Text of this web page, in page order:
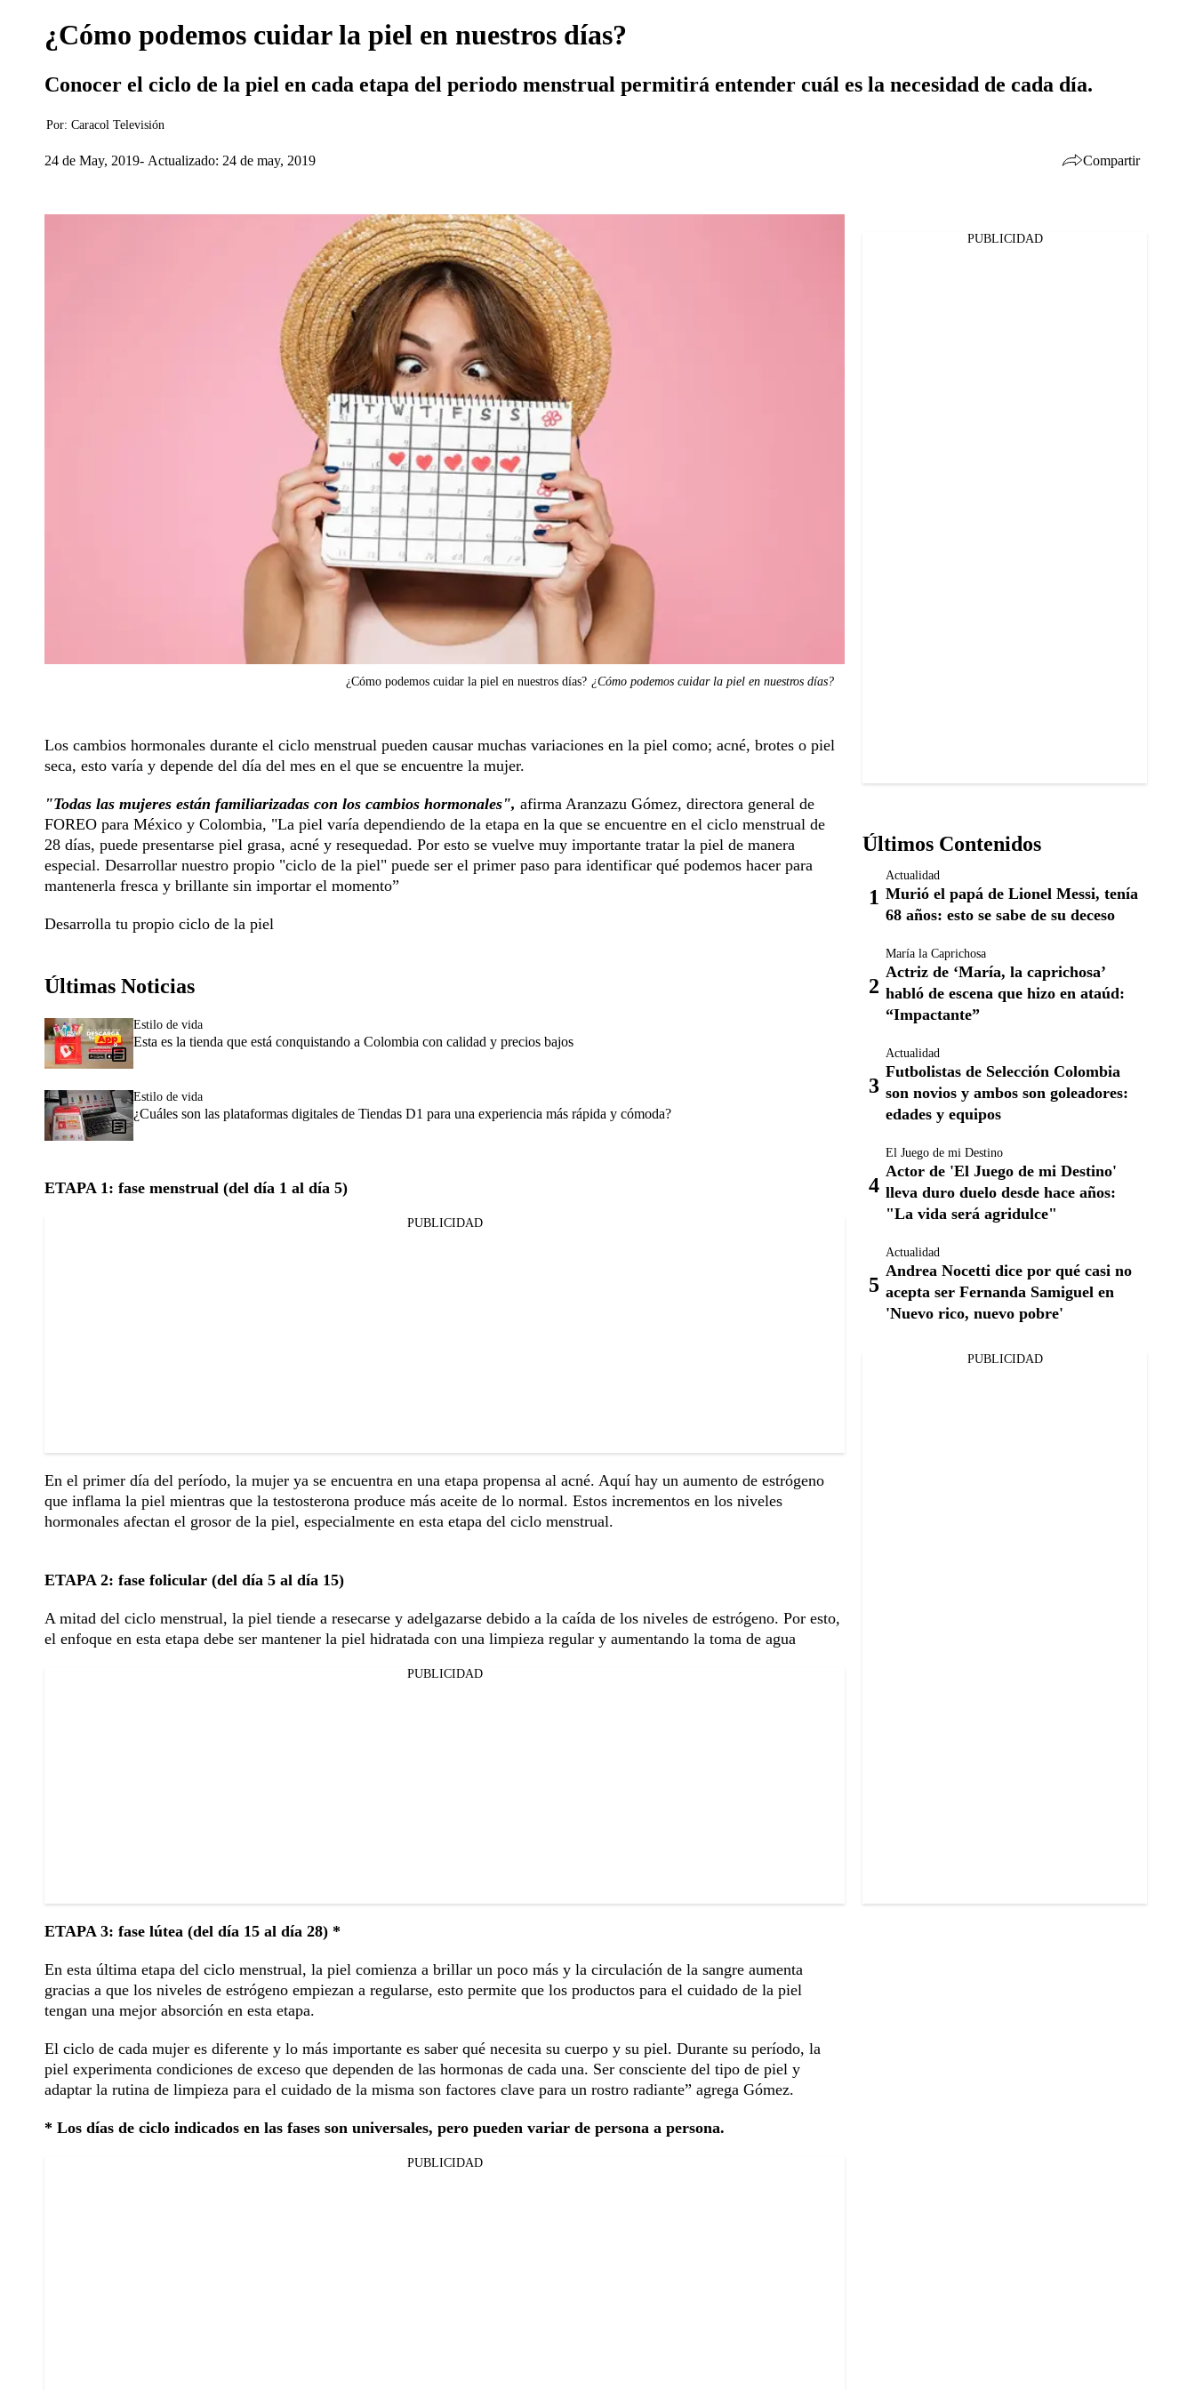
¿Cómo podemos cuidar la piel en nuestros días?
Conocer el ciclo de la piel en cada etapa del periodo menstrual permitirá entender cuál es la necesidad de cada día.
Por: Caracol Televisión
24 de May, 2019 Actualizado: 24 de may, 2019 Compartir
¿Cómo podemos cuidar la piel en nuestros días? ¿Cómo podemos cuidar la piel en nuestros días?
Los cambios hormonales durante el ciclo menstrual pueden causar muchas variaciones en la piel como; acné, brotes o piel
seca, esto varía y depende del día del mes en el que se encuentre la mujer.
"Todas las mujeres están familiarizadas con los cambios hormonales", afirma Aranzazu Gómez, directora general de
FOREO para México y Colombia, "La piel varía dependiendo de la etapa en la que se encuentre en el ciclo menstrual de
28 días, puede presentarse piel grasa, acné y resequedad. Por esto se vuelve muy importante tratar la piel de manera
especial. Desarrollar nuestro propio "ciclo de la piel" puede ser el primer paso para identificar qué podemos hacer para
mantenerla fresca y brillante sin importar el momento”
Desarrolla tu propio ciclo de la piel
Últimas Noticias
Estilo de vida
Esta es la tienda que está conquistando a Colombia con calidad y precios bajos
Estilo de vida
¿Cuáles son las plataformas digitales de Tiendas D1 para una experiencia más rápida y cómoda?
ETAPA 1: fase menstrual (del día 1 al día 5)
PUBLICIDAD
En el primer día del período, la mujer ya se encuentra en una etapa propensa al acné. Aquí hay un aumento de estrógeno
que inflama la piel mientras que la testosterona produce más aceite de lo normal. Estos incrementos en los niveles
hormonales afectan el grosor de la piel, especialmente en esta etapa del ciclo menstrual.
ETAPA 2: fase folicular (del día 5 al día 15)
A mitad del ciclo menstrual, la piel tiende a resecarse y adelgazarse debido a la caída de los niveles de estrógeno. Por esto,
el enfoque en esta etapa debe ser mantener la piel hidratada con una limpieza regular y aumentando la toma de agua
PUBLICIDAD
ETAPA 3: fase lútea (del día 15 al día 28) *
En esta última etapa del ciclo menstrual, la piel comienza a brillar un poco más y la circulación de la sangre aumenta
gracias a que los niveles de estrógeno empiezan a regularse, esto permite que los productos para el cuidado de la piel
tengan una mejor absorción en esta etapa.
El ciclo de cada mujer es diferente y lo más importante es saber qué necesita su cuerpo y su piel. Durante su período, la
piel experimenta condiciones de exceso que dependen de las hormonas de cada una. Ser consciente del tipo de piel y
adaptar la rutina de limpieza para el cuidado de la misma son factores clave para un rostro radiante” agrega Gómez.
* Los días de ciclo indicados en las fases son universales, pero pueden variar de persona a persona.
PUBLICIDAD
PUBLICIDAD
Últimos Contenidos
Actualidad
Murió el papá de Lionel Messi, tenía
68 años: esto se sabe de su deceso
María la Caprichosa
Actriz de ‘María, la caprichosa’
habló de escena que hizo en ataúd:
“Impactante”
Actualidad
Futbolistas de Selección Colombia
son novios y ambos son goleadores:
edades y equipos
El Juego de mi Destino
Actor de 'El Juego de mi Destino'
lleva duro duelo desde hace años:
"La vida será agridulce"
Actualidad
Andrea Nocetti dice por qué casi no
acepta ser Fernanda Samiguel en
'Nuevo rico, nuevo pobre'
PUBLICIDAD